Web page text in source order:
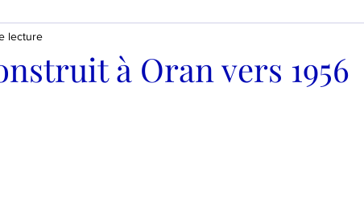
ROUTIERS
à Oran vers 1956
lecture